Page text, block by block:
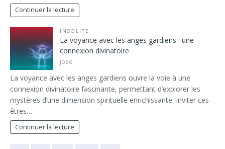
Continuer la lecture
INSOLITE
La voyance avec les anges gardiens : une
connexion divinatoire
jose
La voyance avec les anges gardiens ouvre la voie à une
connexion divinatoire fascinante, permettant d’explorer les
mystères d’une dimension spirituelle enrichissante. Inviter ces
êtres…
Continuer la lecture